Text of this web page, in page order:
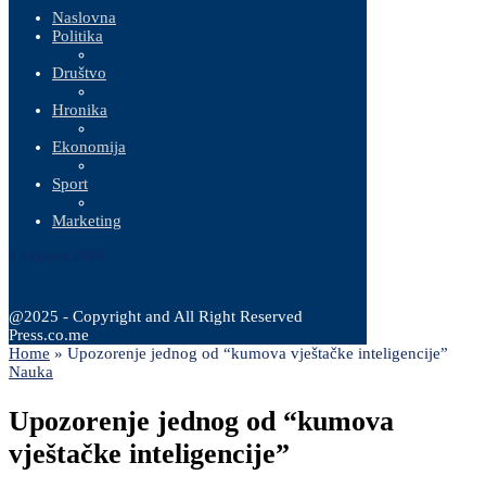
Naslovna
Politika
Društvo
Hronika
Ekonomija
Sport
Marketing
@2025 - Copyright and All Right Reserved
Press.co.me
Home » Upozorenje jednog od “kumova vještačke inteligencije”
Nauka
Upozorenje jednog od “kumova
vještačke inteligencije”